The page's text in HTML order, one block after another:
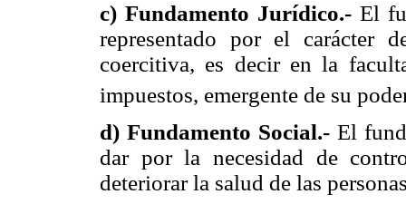
c) Fundamento Jurídico.- El
representado por el carácter
coercitiva, es decir en la
impuestos, emergente de su
d) Fundamento Social.-El
dar por la necesidad de
deteriorar la salud de las